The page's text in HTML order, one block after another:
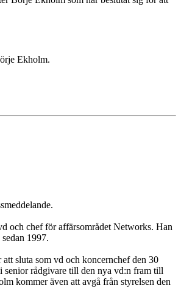
Ekholm.
och chef för affärsområdet Networks. Han
1997.
sluta som vd och koncernchef den 30
senior rådgivare till den nya vd:n fram till
kommer även att avgå från styrelsen den